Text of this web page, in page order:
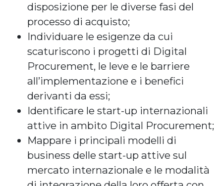
disposizione per le diverse fasi del
processo di acquisto;
Individuare le esigenze da cui
scaturiscono i progetti di Digital
Procurement, le leve e le barriere
all’implementazione e i benefici
derivanti da essi;
Identificare le start-up internazionali
attive in ambito Digital Procurement;
Mappare i principali modelli di
business delle start-up attive sul
mercato internazionale e le modalità